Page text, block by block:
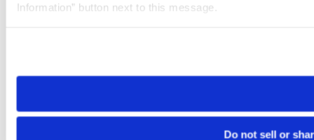
Information” button next to this message.
need to be set again.
Do not sell or